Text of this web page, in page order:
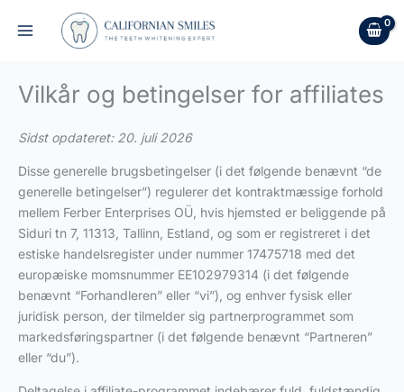
Vilkår og betingelser for affiliates
Sidst opdateret: 20. juli 2026
Disse generelle brugsbetingelser (i det følgende benævnt “de
generelle betingelser”) regulerer det kontraktmæssige forhold
mellem Ferber Enterprises OÜ, hvis hjemsted er beliggende på
Siduri tn 7, 11313, Tallinn, Estland, og som er registreret i det
estiske handelsregister under nummer 17475718 med det
europæiske momsnummer EE102979314 (i det følgende
benævnt “Forhandleren” eller “vi”), og enhver fysisk eller
juridisk person, der tilmelder sig partnerprogrammet som
markedsføringspartner (i det følgende benævnt “Partneren”
eller “du”).